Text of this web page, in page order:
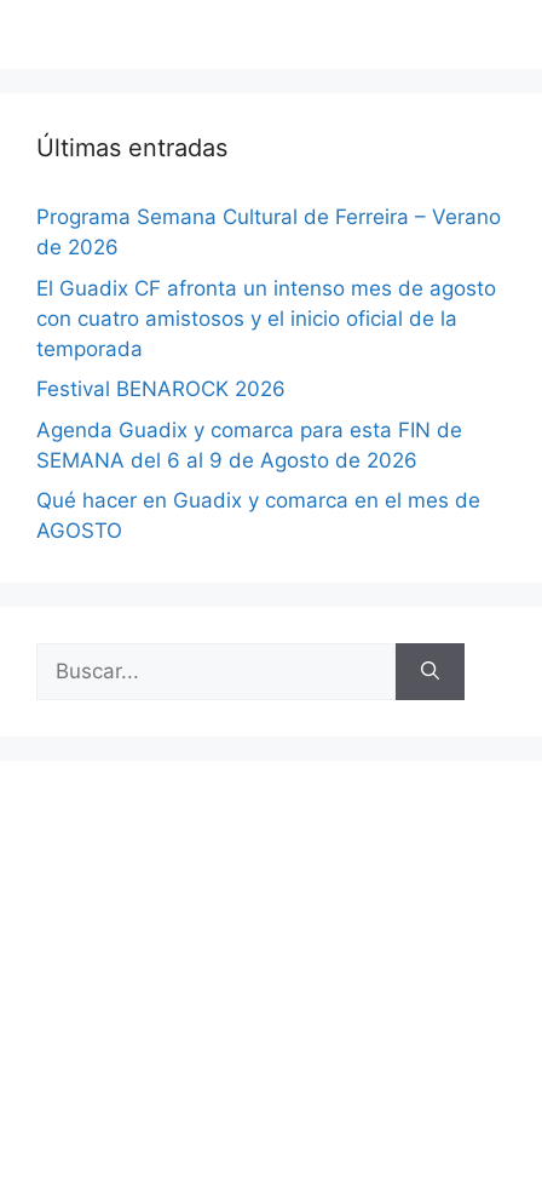
Últimas entradas
Programa Semana Cultural de Ferreira – Verano
de 2026
El Guadix CF afronta un intenso mes de agosto
con cuatro amistosos y el inicio oficial de la
temporada
Festival BENAROCK 2026
Agenda Guadix y comarca para esta FIN de
SEMANA del 6 al 9 de Agosto de 2026
Qué hacer en Guadix y comarca en el mes de
AGOSTO
Buscar: